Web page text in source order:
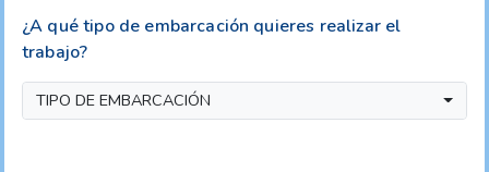
¿A qué tipo de embarcación quieres realizar el
trabajo?
TIPO DE EMBARCACIÓN